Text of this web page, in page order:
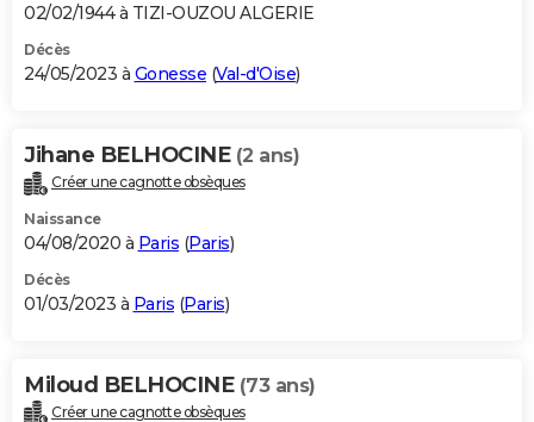
02/02/1944 à TIZI-OUZOU ALGERIE
Décès
24/05/2023 à Gonesse (Val-d'Oise)
Jihane BELHOCINE (2 ans)
Créer une cagnotte obsèques
Naissance
04/08/2020 à Paris (Paris)
Décès
01/03/2023 à Paris (Paris)
Miloud BELHOCINE (73 ans)
Créer une cagnotte obsèques